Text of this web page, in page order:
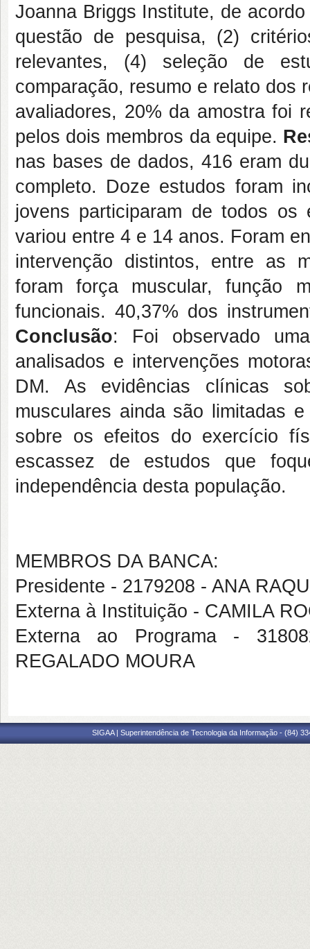
Joanna Briggs Institute, de
questão de pesquisa, (2)
relevantes, (4) seleção de
comparação, resumo e relato dos
avaliadores, 20% da amostra foi
pelos dois membros da equipe.
nas bases de dados, 416 eram
completo. Doze estudos foram
jovens participaram de todos os
variou entre 4 e 14 anos. Foram
intervenção distintos, entre as
foram força muscular, função
funcionais. 40,37% dos
Conclusão: Foi observado
analisados e intervenções
DM. As evidências clínicas
musculares ainda são limitadas
sobre os efeitos do exercício
escassez de estudos que
independência desta população.
MEMBROS DA BANCA:
Presidente - 2179208 - ANA
Externa à Instituição - CAMILA
Externa ao Programa -
REGALADO MOURA
SIGAA | Superintendência de Tecnologia da Informação - (84)